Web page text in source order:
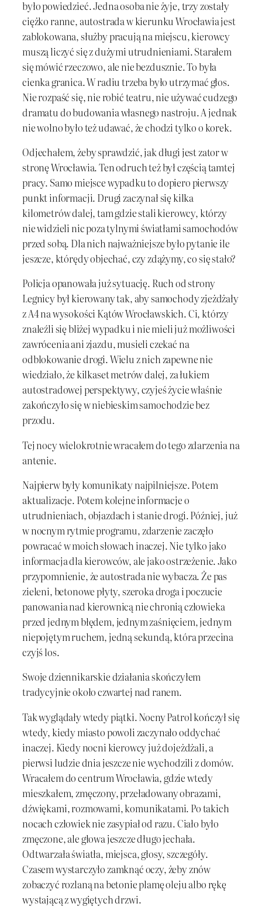
było powiedzieć. Jedna osoba nie żyje, trzy zostały
ciężko ranne, autostrada w kierunku Wrocławia jest
zablokowana, służby pracują na miejscu, kierowcy
muszą liczyć się z dużymi utrudnieniami. Starałem
się mówić rzeczowo, ale nie bezdusznie. To była
cienka granica. W radiu trzeba było utrzymać głos.
Nie rozpaść się, nie robić teatru, nie używać cudzego
dramatu do budowania własnego nastroju. A jednak
nie wolno było też udawać, że chodzi tylko o korek.
Odjechałem, żeby sprawdzić, jak długi jest zator w
stronę Wrocławia. Ten odruch też był częścią tamtej
pracy. Samo miejsce wypadku to dopiero pierwszy
punkt informacji. Drugi zaczynał się kilka
kilometrów dalej, tam gdzie stali kierowcy, którzy
nie widzieli nic poza tylnymi światłami samochodów
przed sobą. Dla nich najważniejsze było pytanie ile
jeszcze, którędy objechać, czy zdążymy, co się stało?
Policja opanowała już sytuację. Ruch od strony
Legnicy był kierowany tak, aby samochody zjeżdżały
z A4 na wysokości Kątów Wrocławskich. Ci, którzy
znaleźli się bliżej wypadku i nie mieli już możliwości
zawrócenia ani zjazdu, musieli czekać na
odblokowanie drogi. Wielu z nich zapewne nie
wiedziało, że kilkaset metrów dalej, za łukiem
autostradowej perspektywy, czyjeś życie właśnie
zakończyło się w niebieskim samochodzie bez
przodu.
Tej nocy wielokrotnie wracałem do tego zdarzenia na
antenie.
Najpierw były komunikaty najpilniejsze. Potem
aktualizacje. Potem kolejne informacje o
utrudnieniach, objazdach i stanie drogi. Później, już
w nocnym rytmie programu, zdarzenie zaczęło
powracać w moich słowach inaczej. Nie tylko jako
informacja dla kierowców, ale jako ostrzeżenie. Jako
przypomnienie, że autostrada nie wybacza. Że pas
zieleni, betonowe płyty, szeroka droga i poczucie
panowania nad kierownicą nie chronią człowieka
przed jednym błędem, jednym zaśnięciem, jednym
niepojętym ruchem, jedną sekundą, która przecina
czyjś los.
Swoje dziennikarskie działania skończyłem
tradycyjnie około czwartej nad ranem.
Tak wyglądały wtedy piątki. Nocny Patrol kończył się
wtedy, kiedy miasto powoli zaczynało oddychać
inaczej. Kiedy nocni kierowcy już dojeżdżali, a
pierwsi ludzie dnia jeszcze nie wychodzili z domów.
Wracałem do centrum Wrocławia, gdzie wtedy
mieszkałem, zmęczony, przeładowany obrazami,
dźwiękami, rozmowami, komunikatami. Po takich
nocach człowiek nie zasypiał od razu. Ciało było
zmęczone, ale głowa jeszcze długo jechała.
Odtwarzała światła, miejsca, głosy, szczegóły.
Czasem wystarczyło zamknąć oczy, żeby znów
zobaczyć rozlaną na betonie plamę oleju albo rękę
wystającą z wygiętych drzwi.